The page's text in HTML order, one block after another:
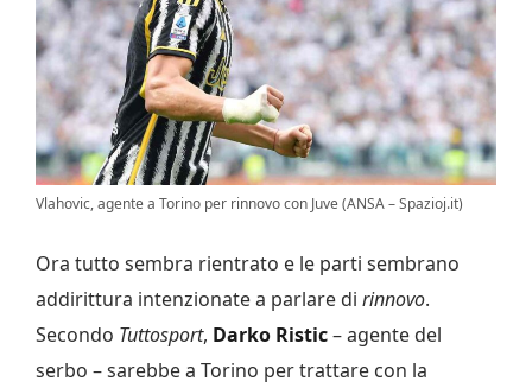
Vlahovic, agente a Torino per rinnovo con Juve (ANSA – Spazioj.it)
Ora tutto sembra rientrato e le parti sembrano
addirittura intenzionate a parlare di rinnovo.
Secondo Tuttosport, Darko Ristic– agente del
serbo – sarebbe a Torino per trattare con la